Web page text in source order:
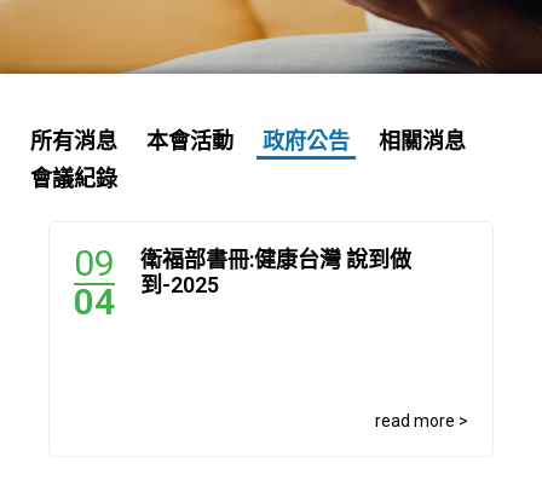
所有消息 本會活動 政府公告
相關消息
會議紀錄
衛福部書冊:健康台灣 說到做
到-2025
read more >
09
04